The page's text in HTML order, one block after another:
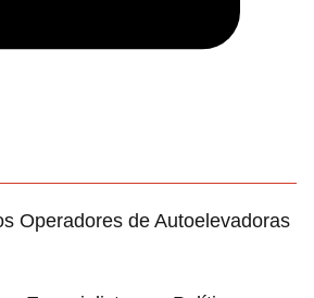
Operadores de Autoelevadoras